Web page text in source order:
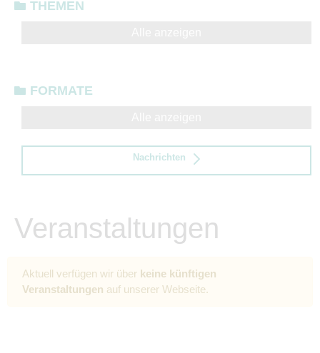
THEMEN
FORMATE
Nachrichten
Veranstaltungen
Aktuell verfügen wir über keine künftigen
Veranstaltungen auf unserer Webseite.